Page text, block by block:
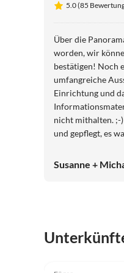
5.0 (85
Über die
worden, wir
bestätigen! Noch
umfangreiche
Einrichtung und
nicht mithalten. ;-
und gepflegt, es
sehr hilfsbereit
Susanne +
Tour